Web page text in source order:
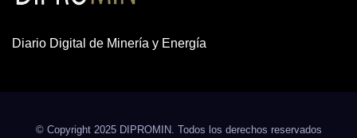
Diario Digital de Minería y Energía
© Copyright 2025 DIPROMIN. Todos los derechos reservados